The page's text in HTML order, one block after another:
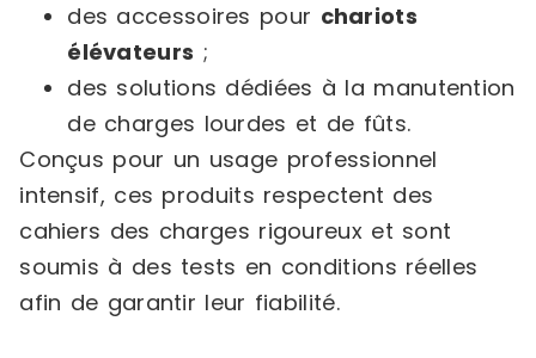
des accessoires pour chariots
élévateurs ;
des solutions dédiées à la manutention
de charges lourdes et de fûts.
Conçus pour un usage professionnel
intensif, ces produits respectent des
cahiers des charges rigoureux et sont
soumis à des tests en conditions réelles
afin de garantir leur fiabilité.